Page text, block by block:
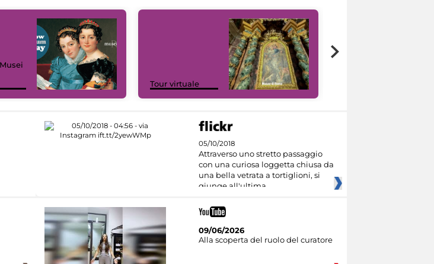
Tour virtuale
05/10/2018
Attraverso uno stretto passaggio
con una curiosa loggetta chiusa da
una bella vetrata a tortiglioni, si
giunge all'ultima
09/06/2026
Alla scoperta del ruolo del curatore